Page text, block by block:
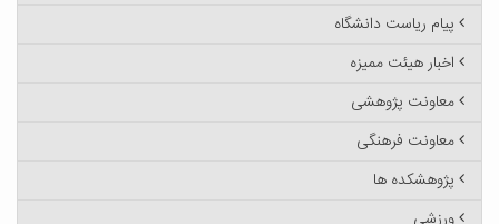
پیام ریاست دانشگاه
اخبار هیئت ممیزه
معاونت پژوهشی
معاونت فرهنگی
پژوهشکده ها